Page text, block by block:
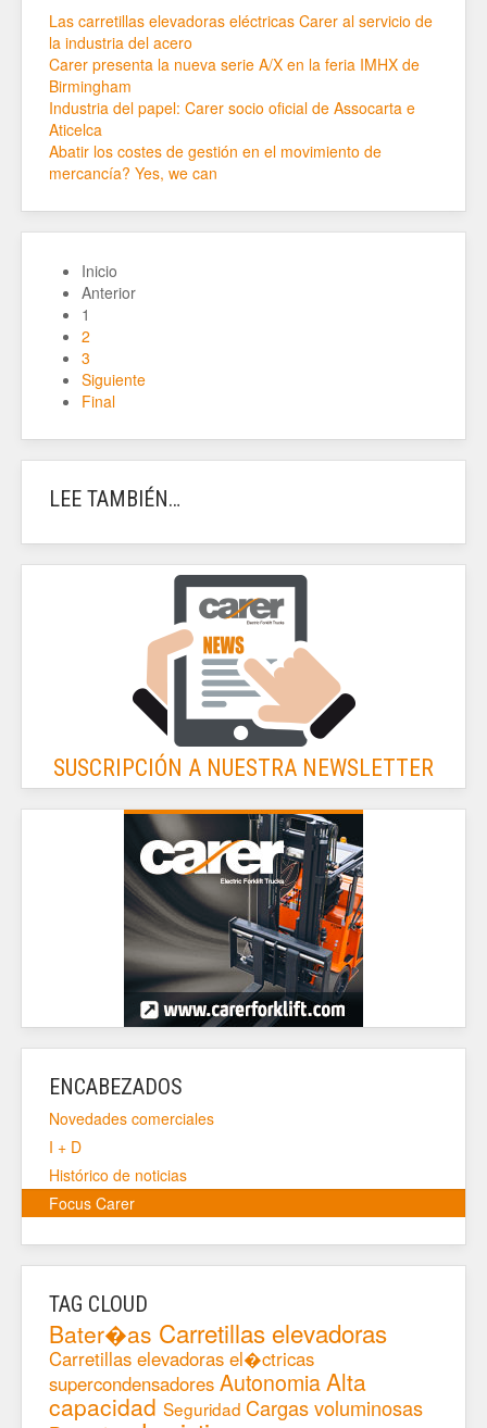
Las carretillas elevadoras eléctricas Carer al servicio de
la industria del acero
Carer presenta la nueva serie A/X en la feria IMHX de
Birmingham
Industria del papel: Carer socio oficial de Assocarta e
Aticelca
Abatir los costes de gestión en el movimiento de
mercancía? Yes, we can
Inicio
Anterior
1
2
3
Siguiente
Final
LEE TAMBIÉN…
SUSCRIPCIÓN A NUESTRA NEWSLETTER
ENCABEZADOS
Novedades comerciales
I + D
Histórico de noticias
Focus Carer
TAG CLOUD
Bater�as Carretillas elevadoras
Carretillas elevadoras el�ctricas
supercondensadores AutonomiaAlta
capacidad Seguridad Cargas voluminosas